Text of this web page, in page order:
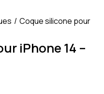
Coque silicone pour
iPhone 14 –